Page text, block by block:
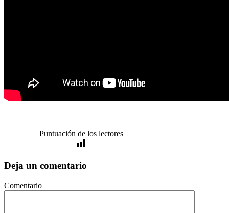
Puntuación de los lectores
Deja un comentario
Comentario